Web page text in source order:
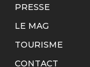
PRESSE
LE MAG
TOURISME
CONTACT